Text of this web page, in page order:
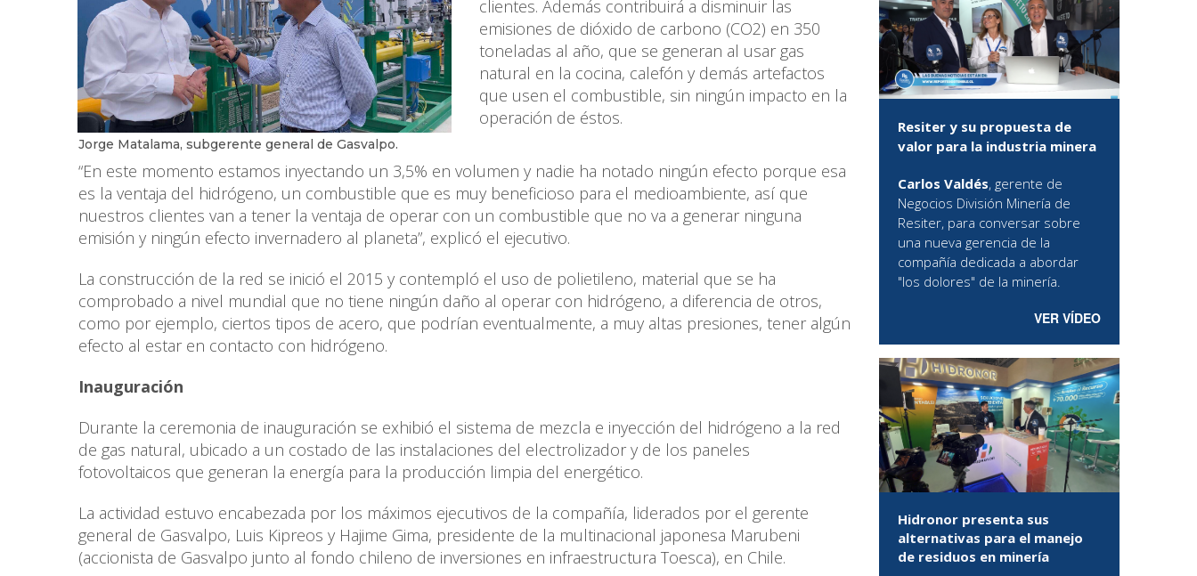
Jorge Matalama, subgerente general de Gasvalpo.
clientes. Además contribuirá a disminuir las
emisiones de dióxido de carbono (CO2) en 350
toneladas al año, que se generan al usar gas
natural en la cocina, calefón y demás artefactos
que usen el combustible, sin ningún impacto en la
operación de éstos.
“En este momento estamos inyectando un 3,5% en volumen y nadie ha notado ningún efecto porque esa
es la ventaja del hidrógeno, un combustible que es muy beneficioso para el medioambiente, así que
nuestros clientes van a tener la ventaja de operar con un combustible que no va a generar ninguna
emisión y ningún efecto invernadero al planeta”, explicó el ejecutivo.
La construcción de la red se inició el 2015 y contempló el uso de polietileno, material que se ha
comprobado a nivel mundial que no tiene ningún daño al operar con hidrógeno, a diferencia de otros,
como por ejemplo, ciertos tipos de acero, que podrían eventualmente, a muy altas presiones, tener algún
efecto al estar en contacto con hidrógeno.
Inauguración
Durante la ceremonia de inauguración se exhibió el sistema de mezcla e inyección del hidrógeno a la red
de gas natural, ubicado a un costado de las instalaciones del electrolizador y de los paneles
fotovoltaicos que generan la energía para la producción limpia del energético.
La actividad estuvo encabezada por los máximos ejecutivos de la compañía, liderados por el gerente
general de Gasvalpo, Luis Kipreos y Hajime Gima, presidente de la multinacional japonesa Marubeni
(accionista de Gasvalpo junto al fondo chileno de inversiones en infraestructura Toesca), en Chile.
Resiter y su propuesta de
valor para la industria minera
Carlos Valdés, gerente de
Negocios División Minería de
Resiter, para conversar sobre
una nueva gerencia de la
compañía dedicada a abordar
"los dolores" de la minería.
VER VÍDEO
Hidronor presenta sus
alternativas para el manejo
de residuos en minería